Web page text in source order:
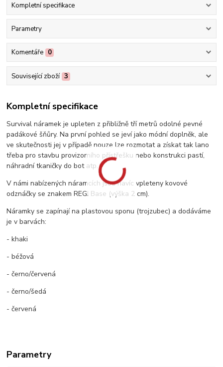
Kompletní specifikace
Parametry
Komentáře 0
Související zboží 3
Kompletní specifikace
Survival náramek je upleten z přibližně tří metrů odolné pevné
padákové šňůry. Na první pohled se jeví jako módní doplněk, ale
ve skutečnosti jej v případě nouze lze rozmotat a získat tak lano
třeba pro stavbu provizorního přístřešku nebo konstrukci pastí,
náhradní tkaničky do bot atp.
V námi nabízených náramcích jsou navíc vpleteny kovové
odznáčky se znakem REGI Base (výška 2 cm).
Náramky se zapínají na plastovou sponu (trojzubec) a dodáváme
je v barvách:
- khaki
- béžová
- černo/červená
- černo/šedá
- červená
Parametry